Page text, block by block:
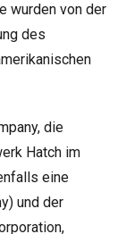
wurden von der
des
die
Hatch im
eine
und der